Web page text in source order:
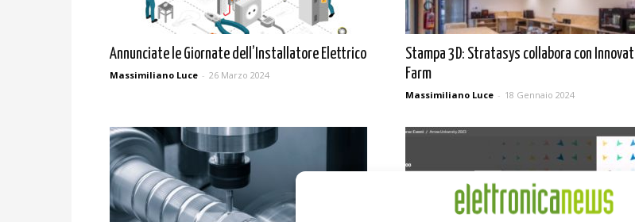
Annunciate le Giornate dell’Installatore Elettrico
Massimiliano Luce - 26 Marzo 2024
Stampa 3D: Stratasys collabora con
Farm
Massimiliano Luce - 18 Gennaio 2024